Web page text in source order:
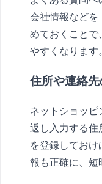
会社情報などを
めておくことで
やすくなります。
住所や連絡先
ネットショッピ
返し入力する住
を登録してお
報も正確に、短